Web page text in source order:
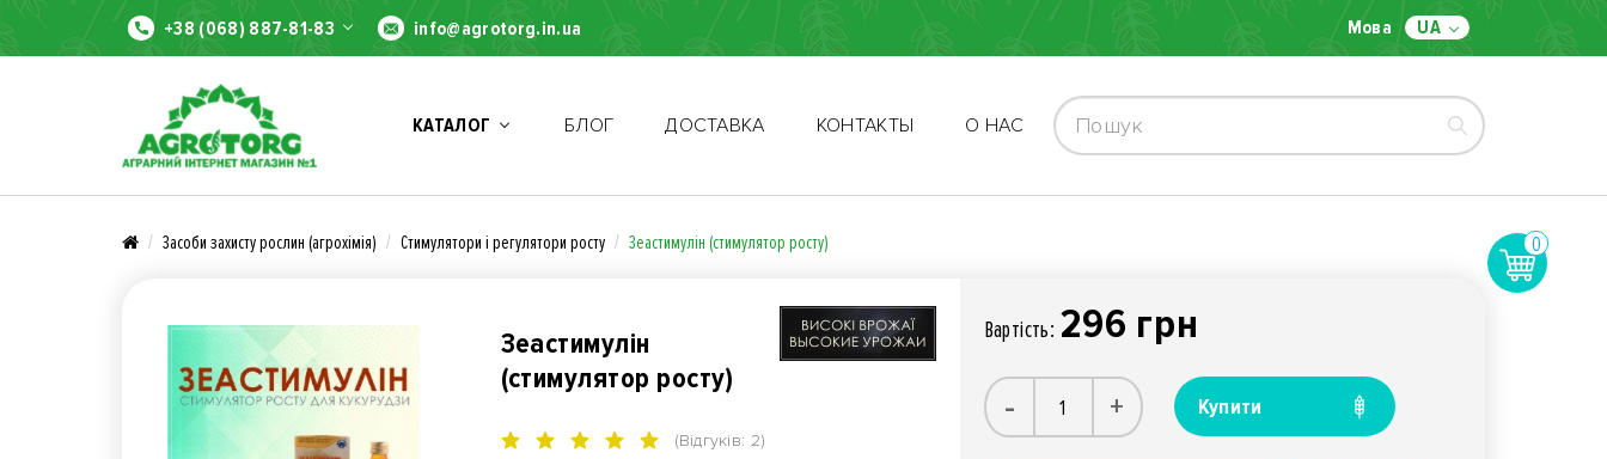
+38 (068) 887-81-83 info@agrotorg.in.ua Мова UA
КАТАЛОГ БЛОГ ДОСТАВКА КОНТАКТЫ О НАС
0
Засоби захисту рослин (агрохімія) Стимулятори і регулятори росту Зеастимулін (стимулятор росту)
Зеастимулін
(стимулятор росту)
(Відгуків: 2)
Вартiсть: 296 грн
- + Купити